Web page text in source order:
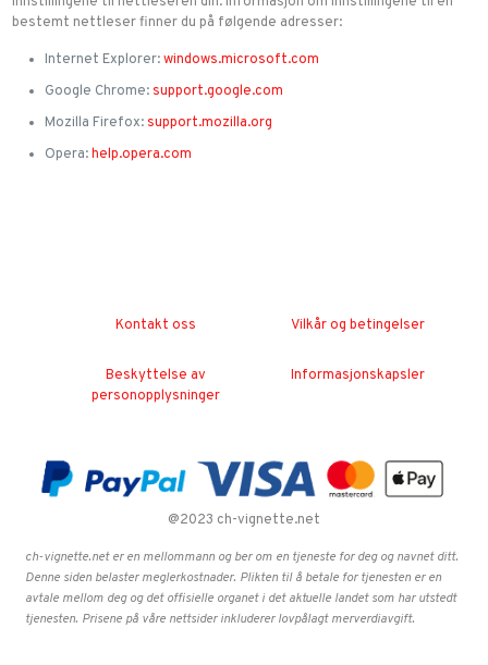
bestemt nettleser finner du på følgende adresser:
Internet Explorer:windows.microsoft.com
Google Chrome: support.google.com
Mozilla Firefox: support.mozilla.org
Opera:help.opera.com
Kontakt oss Vilkår og betingelser
Beskyttelse av
personopplysninger
Informasjonskapsler
@2023 ch-vignette.net
ch-vignette.net er en mellommann og ber om en tjeneste for deg og navnet ditt.
Denne siden belaster meglerkostnader. Plikten til å betale for tjenesten er en
avtale mellom deg og det offisielle organet i det aktuelle landet som har utstedt
tjenesten. Prisene på våre nettsider inkluderer lovpålagt merverdiavgift.